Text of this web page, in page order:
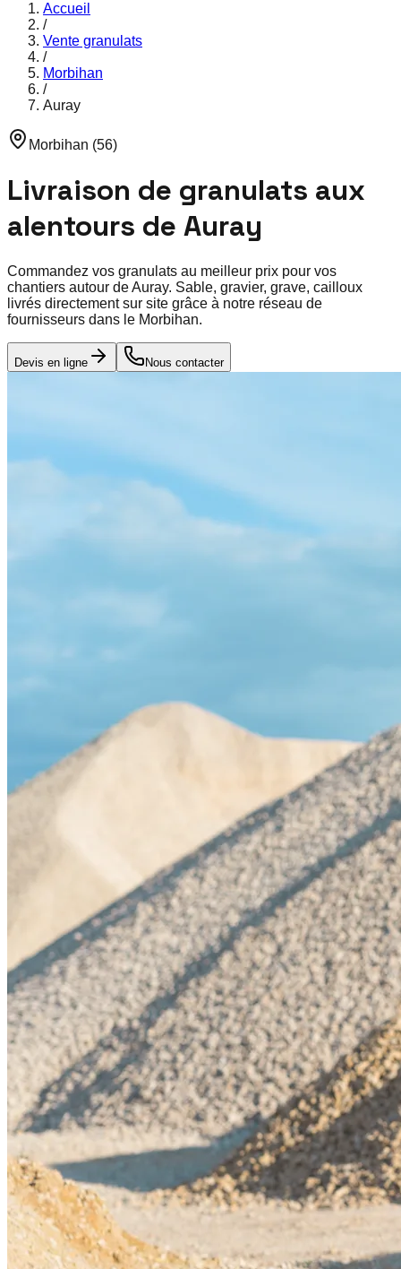
Accueil
/
Vente granulats
/
Morbihan
/
Auray
Morbihan (56)
Livraison de granulats aux
alentours de Auray
Commandez vos granulats au meilleur prix pour vos
chantiers autour deAuray. Sable, gravier, grave, cailloux
livrés directement sur site grâce à notre réseau de
fournisseurs dans le Morbihan.
Devis en ligne Nous contacter